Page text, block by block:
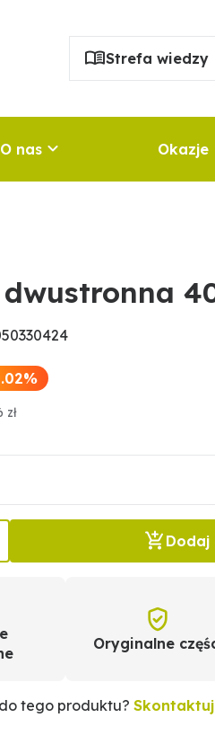
Strefa wiedzy
O nas Okazje
dwustronna
zł
Dodaj
Oryginalne
tego produktu?